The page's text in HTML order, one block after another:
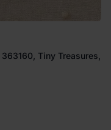
Tiny Treasures,